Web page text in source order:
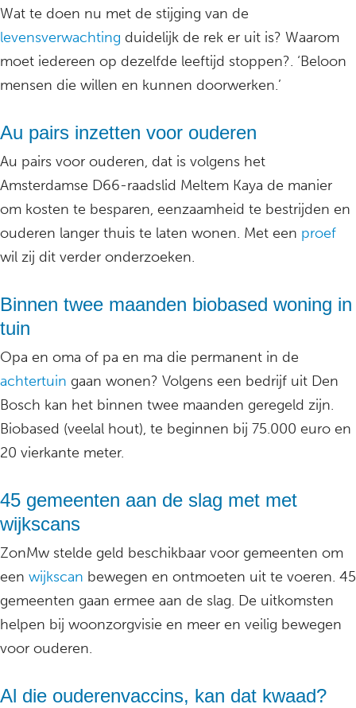
Wat te doen nu met de stijging van de
levensverwachting duidelijk de rek er uit is? Waarom
moet iedereen op dezelfde leeftijd stoppen?. ‘Beloon
mensen die willen en kunnen doorwerken.’
Au pairs inzetten voor ouderen
Au pairs voor ouderen, dat is volgens het
Amsterdamse D66-raadslid Meltem Kaya de manier
om kosten te besparen, eenzaamheid te bestrijden en
ouderen langer thuis te laten wonen. Met een proef
wil zij dit verder onderzoeken.
Binnen twee maanden biobased woning in
tuin
Opa en oma of pa en ma die permanent in de
achtertuin gaan wonen? Volgens een bedrijf uit Den
Bosch kan het binnen twee maanden geregeld zijn.
Biobased (veelal hout), te beginnen bij 75.000 euro en
20 vierkante meter.
45 gemeenten aan de slag met met
wijkscans
ZonMw stelde geld beschikbaar voor gemeenten om
een wijkscan bewegen en ontmoeten uit te voeren. 45
gemeenten gaan ermee aan de slag. De uitkomsten
helpen bij woonzorgvisie en meer en veilig bewegen
voor ouderen.
Al die ouderenvaccins, kan dat kwaad?